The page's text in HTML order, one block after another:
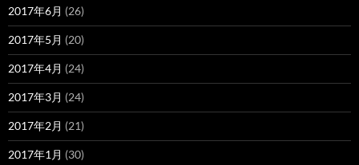
2017年6月 (26)
2017年5月 (20)
2017年4月 (24)
2017年3月 (24)
2017年2月 (21)
2017年1月 (30)